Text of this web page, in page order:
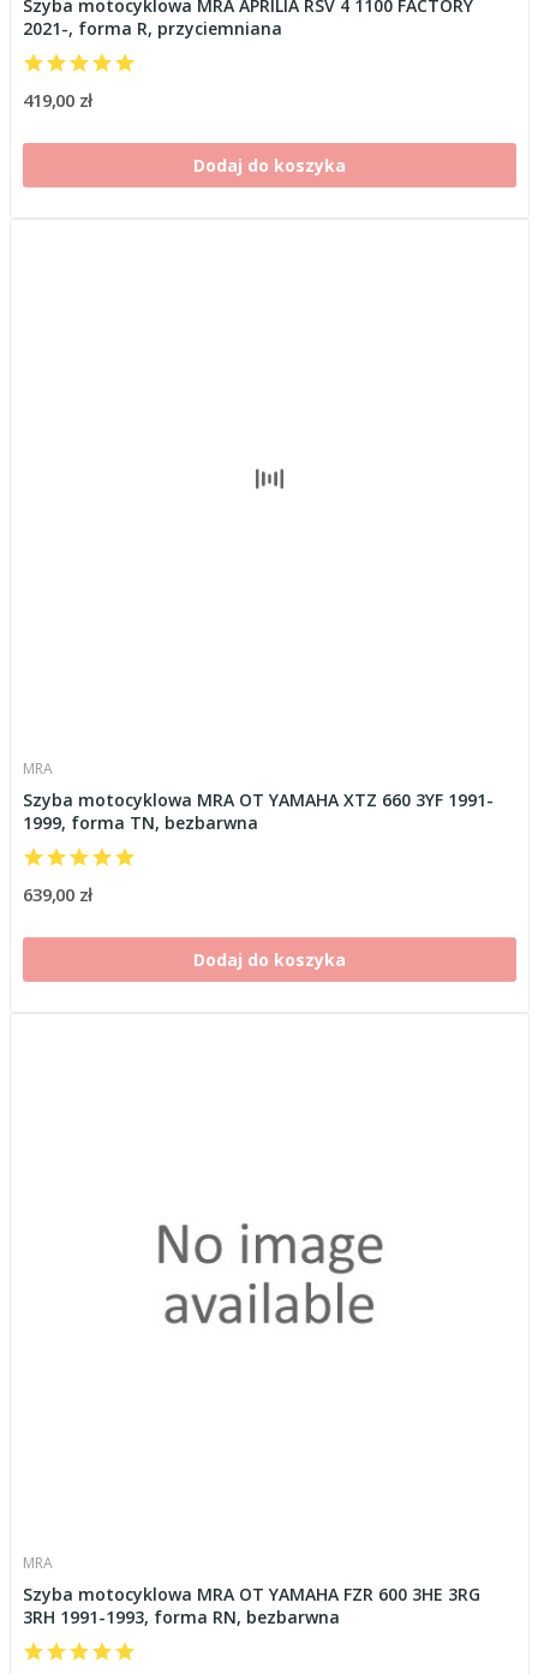
Szyba motocyklowa MRA APRILIA RSV 4 1100 FACTORY
2021-, forma R, przyciemniana
419,00 zł
Dodaj do koszyka
MRA
Szyba motocyklowa MRA OT YAMAHA XTZ 660 3YF 1991-
1999, forma TN, bezbarwna
639,00 zł
Dodaj do koszyka
MRA
Szyba motocyklowa MRA OT YAMAHA FZR 600 3HE 3RG
3RH 1991-1993, forma RN, bezbarwna